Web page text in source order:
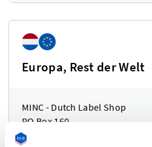
Europa, Rest der Welt
MINC - Dutch Label Shop
PO Box 160
3640 AD Mijdrecht